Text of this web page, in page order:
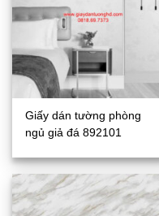
Giấy dán tường phòng
ngủ giả đá 892101